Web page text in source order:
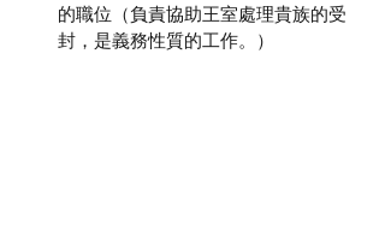
的職位（負責協助王室處理貴族的受
封，是義務性質的工作。）